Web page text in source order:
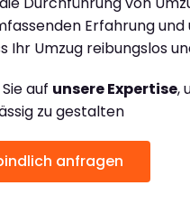
Erfahrung
Ihr Umzug reibungslos
auf unsere Expertise,
zu gestalten
anfragen